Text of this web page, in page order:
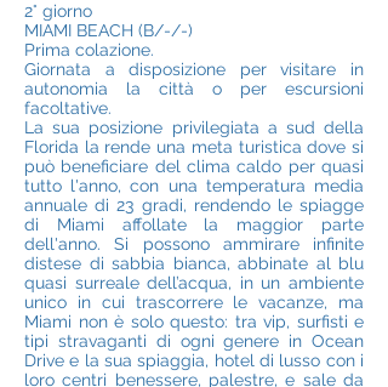
2° giorno
MIAMI BEACH (B/-/-)
Prima colazione.
Giornata a disposizione per visitare in
autonomia la città o per escursioni
facoltative.
La sua posizione privilegiata a sud della
Florida la rende una meta turistica dove si
può beneficiare del clima caldo per quasi
tutto l'anno, con una temperatura media
annuale di 23 gradi, rendendo le spiagge
di Miami affollate la maggior parte
dell'anno. Si possono ammirare infinite
distese di sabbia bianca, abbinate al blu
quasi surreale dell’acqua, in un ambiente
unico in cui trascorrere le vacanze, ma
Miami non è solo questo: tra vip, surfisti e
tipi stravaganti di ogni genere in Ocean
Drive e la sua spiaggia, hotel di lusso con i
loro centri benessere, palestre, e sale da